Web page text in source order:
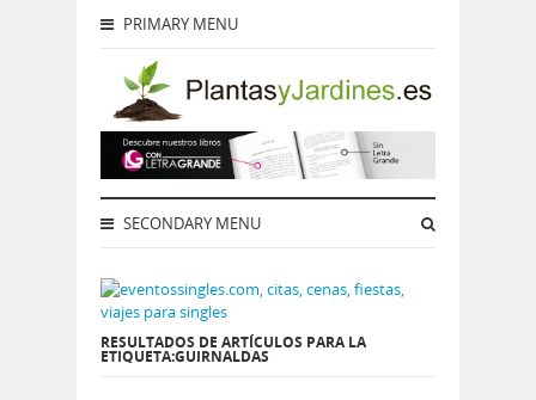
PRIMARY MENU
SECONDARY MENU
RESULTADOS DE ARTÍCULOS PARA LA
ETIQUETA:GUIRNALDAS